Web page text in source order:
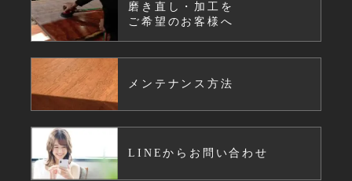
磨き直し・加工を
ご希望のお客様へ
メンテナンス方法
LINEからお問い合わせ